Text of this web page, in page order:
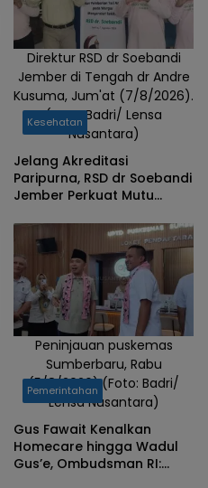
Direktur RSD dr Soebandi
Jember di Tengah dr Andre
Kusuma, Jum'at (7/8/2026).
(Foto: Badri/ Lensa
Nusantara)
Kesehatan
Jelang Akreditasi
Paripurna, RSD dr Soebandi
Jember Perkuat Mutu
Ditingkatkan
Peninjauan puskemas
Sumberbaru, Rabu
(5/8/2026).(Foto: Badri/
Lensa Nusantara)
Pemerintahan
Gus Fawait Kenalkan
Homecare hingga Wadul
Gus’e, Ombudsman RI: